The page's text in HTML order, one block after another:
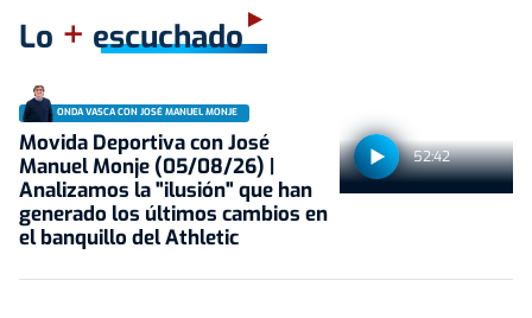
Lo + escuchado
52:42
ONDA VASCA CON JOSÉ MANUEL MONJE
Movida Deportiva con José
Manuel Monje (05/08/26) |
Analizamos la "ilusión" que han
generado los últimos cambios en
el banquillo del Athletic